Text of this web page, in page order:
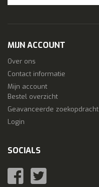
onze
nieuwsbrief:
MIJN ACCOUNT
Over ons
Contact informatie
Mijn account
Bestel overzicht
Geavanceerde zoekopdracht
Login
SOCIALS